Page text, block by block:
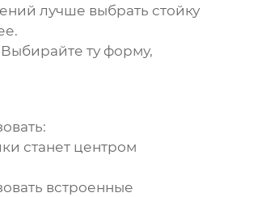
лучше выбрать стойку
ту форму,
станет центром
встроенные